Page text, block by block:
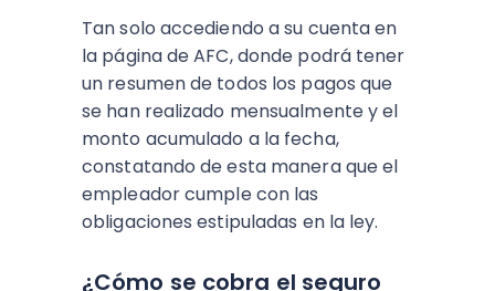
Tan solo accediendo a su cuenta en
la página de AFC, donde podrá tener
un resumen de todos los pagos que
se han realizado mensualmente y el
monto acumulado a la fecha,
constatando de esta manera que el
empleador cumple con las
obligaciones estipuladas en la ley.
¿Cómo se cobra el seguro